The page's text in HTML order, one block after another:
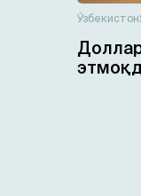
Ўзбекистон